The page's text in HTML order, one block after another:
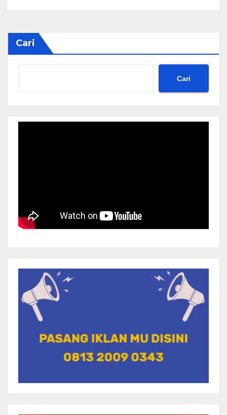
Cari
Cari